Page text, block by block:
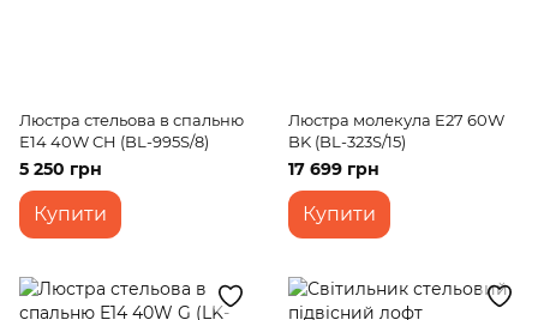
Люстра стельова в спальню
Е14 40W CH (BL-995S/8)
5 250 грн
Купити
Люстра молекула E27 60W
BK (BL-323S/15)
17 699 грн
Купити